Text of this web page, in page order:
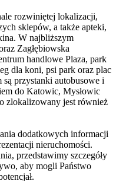
rozwiniętej lokalizacji,
sklepów, a także apteki,
W najbliższym
Zagłębiowska
handlowe Plaza, park
dla koni, psi park oraz plac
przystanki autobusowe i
do Katowic, Mysłowic
zlokalizowany jest również
dodatkowych informacji
nieruchomości.
przedstawimy szczegóły
aby mogli Państwo